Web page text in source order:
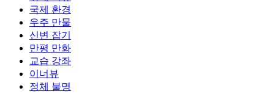
국제 환경
우주 만물
신변 잡기
만평 만화
교습 강좌
이너뷰
정체 불명